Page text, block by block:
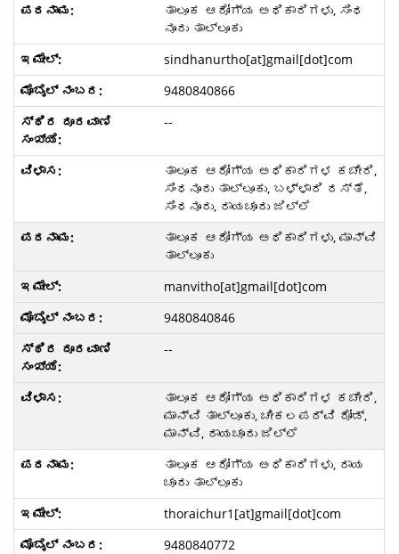
ತಾಲೂಕ ಆರೋಗ್ಯ ಅಧಿಕಾರಿಗಳು, ಸಿಂಧ
ನೂರು ತಾಲ್ಲೂಕು
sindhanurtho[at]gmail[dot]com
9480840866
--
ತಾಲೂಕ ಆರೋಗ್ಯ ಅಧಿಕಾರಿಗಳ ಕಚೇರಿ,
ಸಿಂಧನೂರು ತಾಲ್ಲೂಕು, ಬಳ್ಳಾರಿ ರಸ್ತೆ,
ಸಿಂಧನೂರು, ರಾಯಚೂರು ಜಿಲ್ಲೆ
ತಾಲೂಕ ಆರೋಗ್ಯ ಅಧಿಕಾರಿಗಳು, ಮಾನ್ವಿ
ತಾಲ್ಲೂಕು
manvitho[at]gmail[dot]com
9480840846
--
ತಾಲೂಕ ಆರೋಗ್ಯ ಅಧಿಕಾರಿಗಳ ಕಚೇರಿ,
ಮಾನ್ವಿ ತಾಲ್ಲೂಕು, ಚೀಕಲಪರ್ವಿ ರೋಡ್,
ಮಾನ್ವಿ, ರಾಯಚೂರು ಜಿಲ್ಲೆ
ತಾಲೂಕ ಆರೋಗ್ಯ ಅಧಿಕಾರಿಗಳು, ರಾಯ
ಚೂರು ತಾಲ್ಲೂಕು
thoraichur1[at]gmail[dot]com
9480840772